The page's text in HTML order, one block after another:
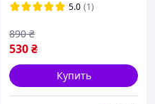
5.0 (1)
530₴
890 ₴
Купить